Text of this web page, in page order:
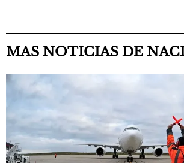
MAS NOTICIAS DE